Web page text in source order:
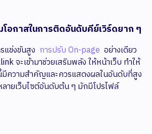
อกาสในการติดอันดับคีย์เวิร์ดยาก ๆ
แข่งขันสูง การปรับ On-page อย่างเดียว
จะเข้ามาช่วยเสริมพลัง ให้หน้าเว็บ ทำให้
ความสำคัญและควรแสดงผลในอันดับที่สูง
ายเว็บไซต์อันดับต้น ๆ มักมีโปรไฟล์